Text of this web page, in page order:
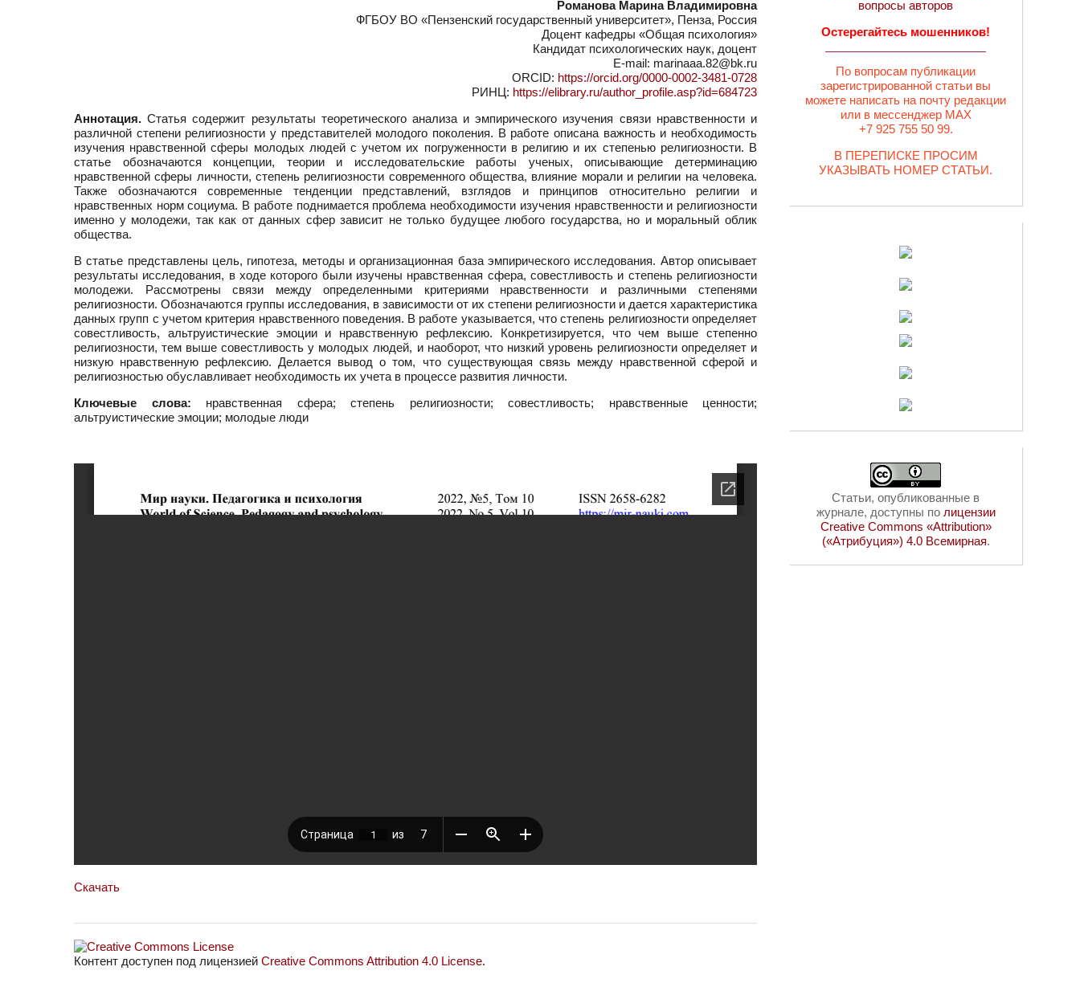
Романова Марина Владимировна
ФГБОУ ВО «Пензенский государственный университет», Пенза, Россия
Доцент кафедры «Общая психология»
Кандидат психологических наук, доцент
E-mail: marinaaa.82@bk.ru
ORCID: https://orcid.org/0000-0002-3481-0728
РИНЦ: https://elibrary.ru/author_profile.asp?id=684723
Аннотация. Статья содержит результаты теоретического анализа и эмпирического изучения связи нравственности и
различной степени религиозности у представителей молодого поколения. В работе описана важность и необходимость
изучения нравственной сферы молодых людей с учетом их погруженности в религию и их степенью религиозности. В
статье обозначаются концепции, теории и исследовательские работы ученых, описывающие детерминацию
нравственной сферы личности, степень религиозности современного общества, влияние морали и религии на человека.
Также обозначаются современные тенденции представлений, взглядов и принципов относительно религии и
нравственных норм социума. В работе поднимается проблема необходимости изучения нравственности и религиозности
именно у молодежи, так как от данных сфер зависит не только будущее любого государства, но и моральный облик
общества.
В статье представлены цель, гипотеза, методы и организационная база эмпирического исследования. Автор описывает
результаты исследования, в ходе которого были изучены нравственная сфера, совестливость и степень религиозности
молодежи. Рассмотрены связи между определенными критериями нравственности и различными степенями
религиозности. Обозначаются группы исследования, в зависимости от их степени религиозности и дается характеристика
данных групп с учетом критерия нравственного поведения. В работе указывается, что степень религиозности определяет
совестливость, альтруистические эмоции и нравственную рефлексию. Конкретизируется, что чем выше степенно
религиозности, тем выше совестливость у молодых людей, и наоборот, что низкий уровень религиозности определяет и
низкую нравственную рефлексию. Делается вывод о том, что существующая связь между нравственной сферой и
религиозностью обуславливает необходимость их учета в процессе развития личности.
Ключевые слова: нравственная сфера; степень религиозности; совестливость; нравственные ценности;
альтруистические эмоции; молодые люди
Скачать
Контент доступен под лицензией Creative Commons Attribution 4.0 License.
вопросы авторов
Остерегайтесь мошенников!
По вопросам публикации
зарегистрированной статьи вы
можете написать на почту редакции
или в мессенджер MAX
+7 925 755 50 99.
В ПЕРЕПИСКЕ ПРОСИМ
УКАЗЫВАТЬ НОМЕР СТАТЬИ.
Статьи, опубликованные в
журнале, доступны по лицензии
Creative Commons «Attribution»
(«Атрибуция») 4.0 Всемирная.